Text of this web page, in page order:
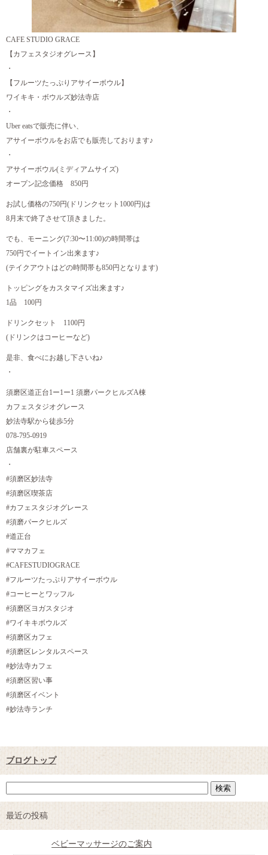
CAFE STUDIO GRACE
【カフェスタジオグレース】
・
【フルーツたっぷりアサイーボウル】
ワイキキ・ボウルズ妙法寺店
・
Uber eatsで販売に伴い、
アサイーボウルをお店でも販売しております♪
・
アサイーボウル(ミディアムサイズ)
オープン記念価格 850円
お試し価格の750円(ドリンクセット1000円)は
8月末で終了させて頂きました。
でも、モーニング(7:30〜11:00)の時間帯は
750円でイートイン出来ます♪
(テイクアウトはどの時間帯も850円となります)
トッピングをカスタマイズ出来ます♪
1品 100円
ドリンクセット 1100円
(ドリンクはコーヒーなど)
是非、食べにお越し下さいね♪
・
須磨区道正台1ー1ー1 須磨パークヒルズA棟
カフェスタジオグレース
妙法寺駅から徒歩5分
078-795-0919
店舗裏が駐車スペース
・
#須磨区妙法寺
#須磨区喫茶店
#カフェスタジオグレース
#須磨パークヒルズ
#道正台
#ママカフェ
#CAFESTUDIOGRACE
#フルーツたっぷりアサイーボウル
#コーヒーとワッフル
#須磨区ヨガスタジオ
#ワイキキボウルズ
#須磨区カフェ
#須磨区レンタルスペース
#妙法寺カフェ
#須磨区習い事
#須磨区イベント
#妙法寺ランチ
ブログトップ
最近の投稿
ベビーマッサージのご案内